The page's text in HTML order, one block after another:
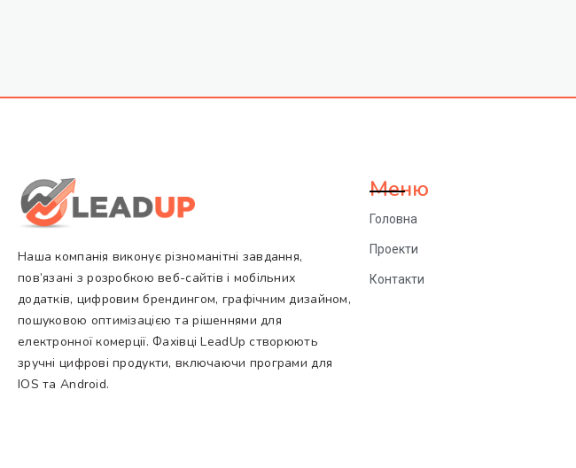
Наша компанія виконує різноманітні завдання,
пов’язані з розробкою веб-сайтів і мобільних
додатків, цифровим брендингом, графічним дизайном,
пошуковою оптимізацією та рішеннями для
електронної комерції. Фахівці LeadUp створюють
зручні цифрові продукти, включаючи програми для
IOS та Android.
Меню
Головна
Проекти
Контакти